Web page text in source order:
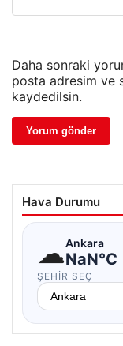
Daha sonraki
posta adresim ve
kaydedilsin.
Hava Durumu
☁Ankara
NaN°C
ŞEHIR SEÇ